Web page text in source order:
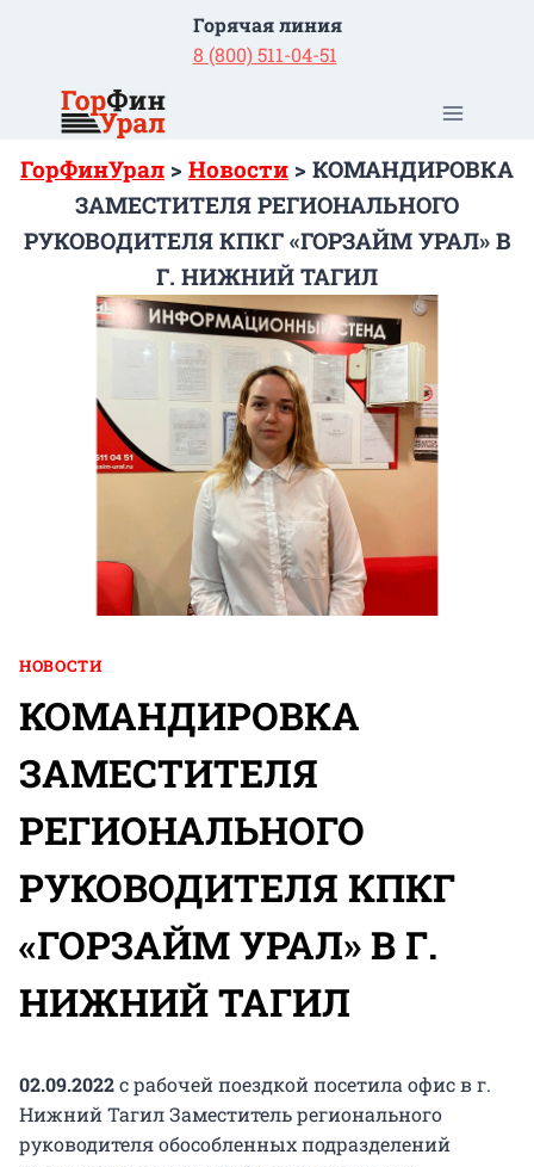
содержимому
Горячая линия
8 (800) 511-04-51
ГорФинУрал > Новости > КОМАНДИРОВКА
ЗАМЕСТИТЕЛЯ РЕГИОНАЛЬНОГО
РУКОВОДИТЕЛЯ КПКГ «ГОРЗАЙМ УРАЛ» В
Г. НИЖНИЙ ТАГИЛ
НОВОСТИ
КОМАНДИРОВКА
ЗАМЕСТИТЕЛЯ
РЕГИОНАЛЬНОГО
РУКОВОДИТЕЛЯ КПКГ
«ГОРЗАЙМ УРАЛ» В Г.
НИЖНИЙ ТАГИЛ
02.09.2022с рабочей поездкой посетила офис в г.
Нижний Тагил Заместитель регионального
руководителя обособленных подразделений